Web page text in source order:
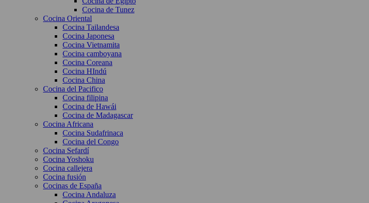
Cocina de Tunez
Cocina Oriental
Cocina Tailandesa
Cocina Japonesa
Cocina Vietnamita
Cocina camboyana
Cocina Coreana
Cocina HIndú
Cocina China
Cocina del Pacifico
Cocina filipina
Cocina de Hawái
Cocina de Madagascar
Cocina Africana
Cocina Sudafrinaca
Cocina del Congo
Cocina Sefardí
Cocina Yoshoku
Cocina callejera
Cocina fusión
Cocinas de España
Cocina Andaluza